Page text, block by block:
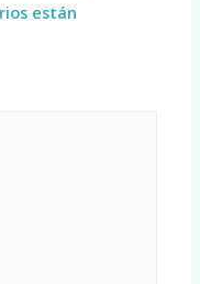
están